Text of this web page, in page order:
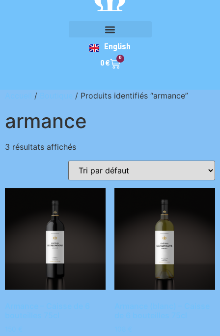
English
0 €
0
/ / Produits identifiés “armance”
armance
3 résultats affichés